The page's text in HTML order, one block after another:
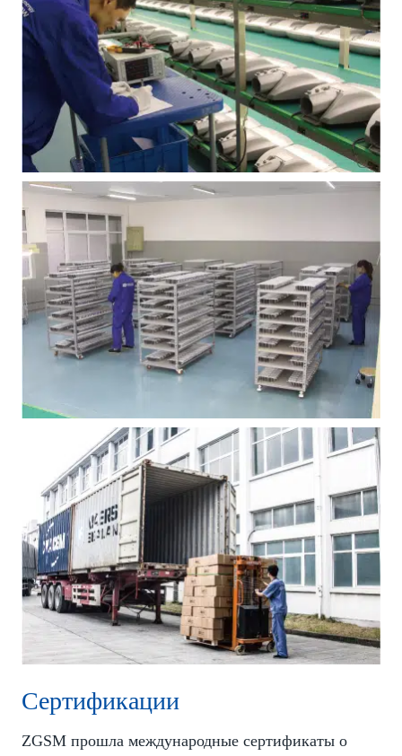
Сертификации
ZGSM прошла международные сертификаты о